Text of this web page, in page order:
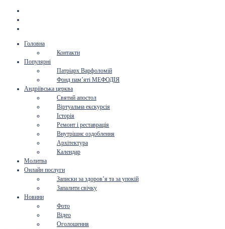
Головна
Контакти
Популярні
Патріарх Варфоломій
Фонд пам’яті МЕФОДІЯ
Андріївська церква
Святий апостол
Віртуальна екскурсія
Історія
Ремонт і реставрація
Внутрішнє оздоблення
Архітектура
Календар
Молитва
Онлайн послуги
Записки за здоров’я та за упокій
Запалити свічку
Новини
Фото
Відео
Оголошення